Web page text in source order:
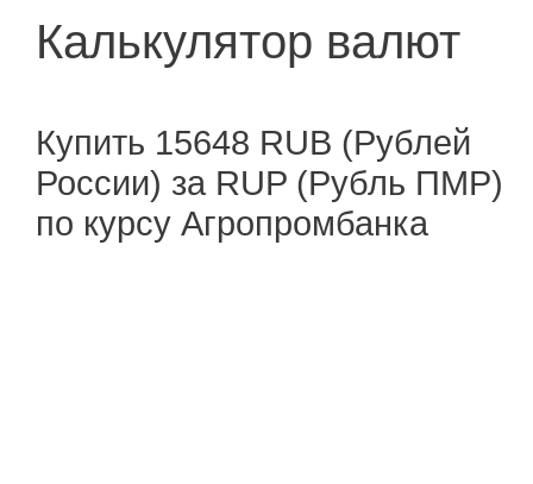
Калькулятор валют
Купить 15648 RUB (Рублей
России) за RUP (Рубль ПМР)
по курсу Агропромбанка